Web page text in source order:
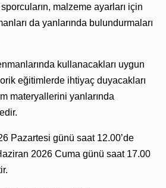
malzeme ayarları için
da yanlarında bulundurmaları
kullanacakları uygun
eğitimlerde ihtiyaç duyacakları
materyallerini yanlarında
Pazartesi günü saat 12.00’de
2026 Cuma günü saat 17.00